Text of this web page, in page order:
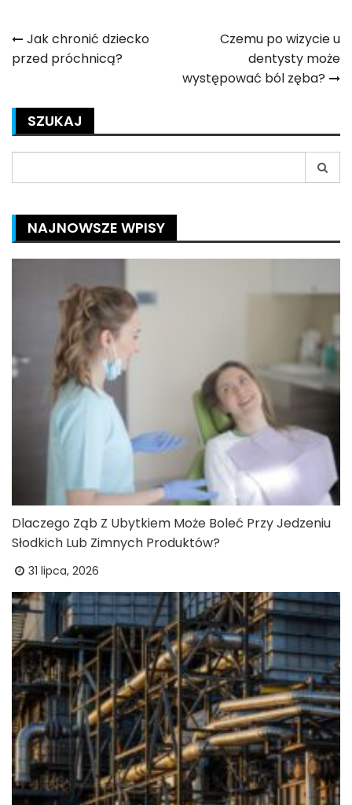
Nawigacja
wpisu
Jak chronić dziecko
przed próchnicą?
Czemu po wizycie u
dentysty może
występować ból zęba?
SZUKAJ
for:
NAJNOWSZE WPISY
Dlaczego Ząb Z Ubytkiem Może Boleć Przy Jedzeniu
Słodkich Lub Zimnych Produktów?
31 lipca, 2026